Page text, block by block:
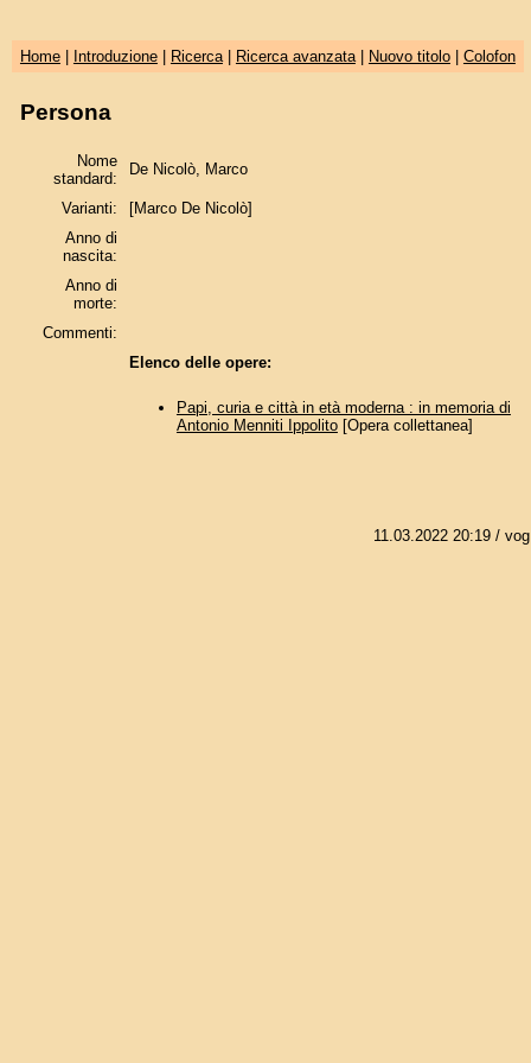
Home| Introduzione| Ricerca| Ricerca avanzata| Nuovo titolo| Colofon
Persona
Nome
standard:
De Nicolò, Marco
Varianti:
[Marco De Nicolò]
Anno di
nascita:
Anno di
morte:
Commenti:
Elenco delle opere:
Papi, curia e città in età moderna : in memoria di
Antonio Menniti Ippolito[Opera collettanea]
11.03.2022 20:19/ vog